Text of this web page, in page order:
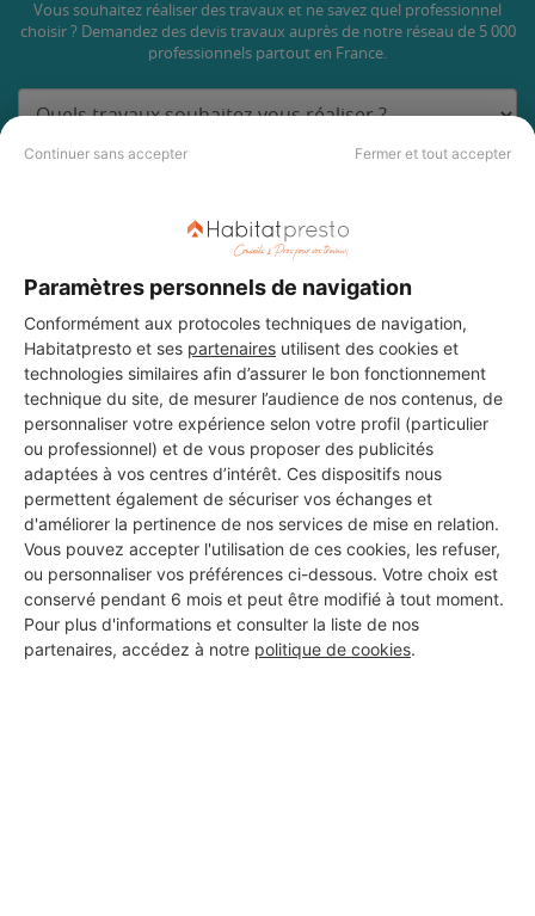
Continuer sans accepter Fermer et tout accepter
Paramètres personnels de navigation
Conformément aux protocoles techniques de navigation,
Habitatpresto et ses partenaires utilisent des cookies et
technologies similaires afin d’assurer le bon fonctionnement
technique du site, de mesurer l’audience de nos contenus, de
personnaliser votre expérience selon votre profil (particulier
ou professionnel) et de vous proposer des publicités
adaptées à vos centres d’intérêt. Ces dispositifs nous
permettent également de sécuriser vos échanges et
d'améliorer la pertinence de nos services de mise en relation.
Vous pouvez accepter l'utilisation de ces cookies, les refuser,
ou personnaliser vos préférences ci-dessous. Votre choix est
conservé pendant 6 mois et peut être modifié à tout moment.
Pour plus d'informations et consulter la liste de nos
partenaires, accédez à notre politique de cookies.
Vous souhaitez réaliser des travaux et ne savez quel professionnel
choisir ? Demandez des devis travaux auprès de notre réseau de 5 000
professionnels partout en France.
DEMANDER UN DEVIS